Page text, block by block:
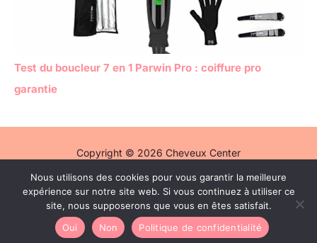
Test du boucleur 7 en 1 Parwin Pro : coiffure pro
garantie
Copyright © 2026 Cheveux Center
Politique de confidentialité
Mentions légales
Contact
Nous utilisons des cookies pour vous garantir la meilleure
expérience sur notre site web. Si vous continuez à utiliser ce
site, nous supposerons que vous en êtes satisfait.
Oui
Non Politique de confidentialité